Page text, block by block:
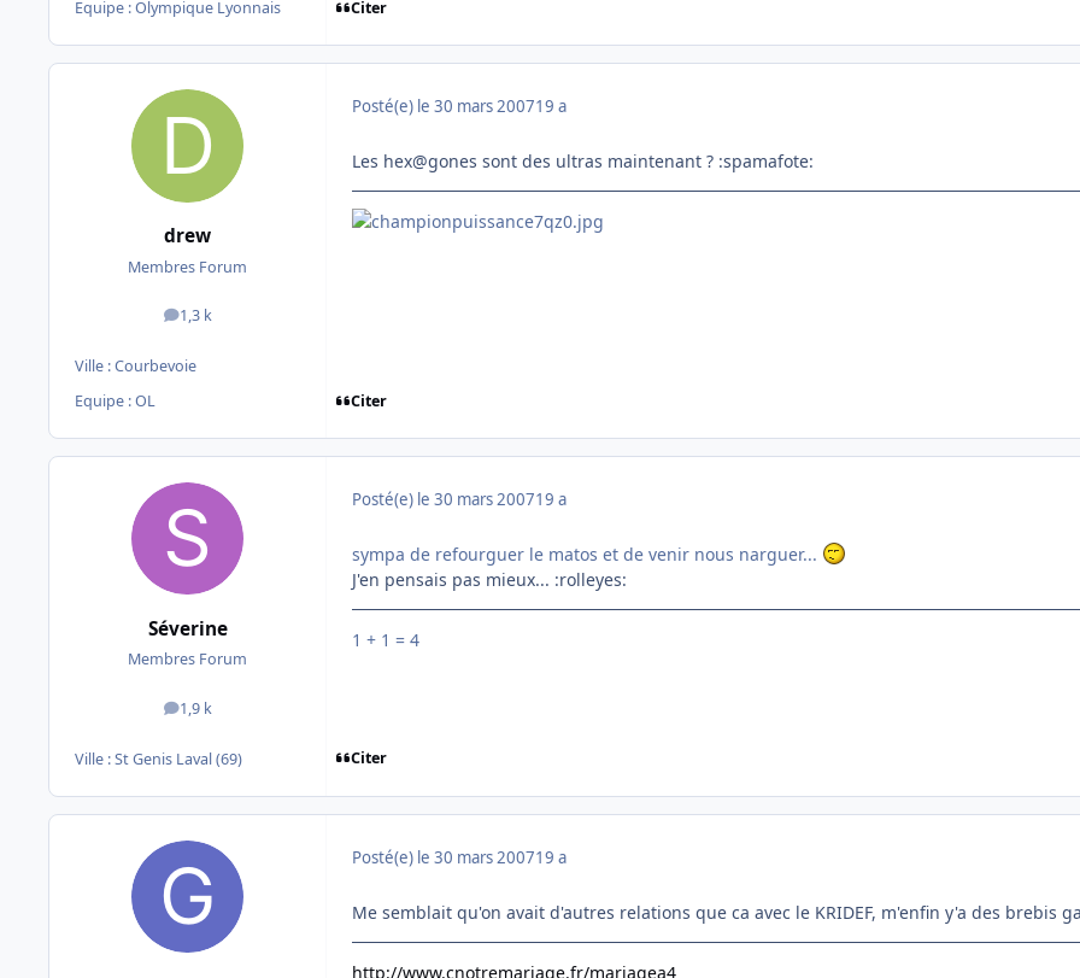
Equipe : Olympique Lyonnais
Citer
drew
Membres Forum
1,3 k
messages
Ville :Courbevoie
Equipe : OL
Posté(e) le 30 mars 200719 a
Les hex@gones sont des ultras maintenant ? :spamafote:
Citer
Séverine
Membres Forum
1,9 k
messages
Ville :St Genis Laval (69)
Posté(e) le 30 mars 200719 a
sympa de refourguer le matos et de venir nous narguer...
J'en pensais pas mieux... :rolleyes:
1 + 1 = 4
Citer
Posté(e) le 30 mars 200719 a
Me semblait qu'on avait d'autres relations que ca avec le KRIDEF, m'enfin y'a des brebis
http://www.cnotremariage.fr/mariagea4